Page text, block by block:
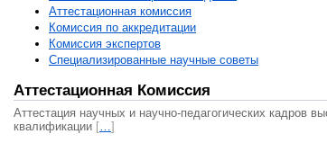
Аттестационная комисcия
Комиссия по аккредитации
Комиссия экспертов
Специализированные научные советы
Аттестационная Комиссия
Аттестация научных и научно-педагогических кадров
квалификации […]